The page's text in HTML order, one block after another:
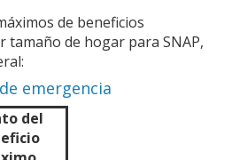
de beneficios
tamaño de hogar para SNAP,
emergencia
del